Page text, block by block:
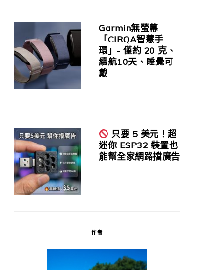
Garmin無螢幕
「CIRQA智慧手
環」- 僅約 20 克、
續航10天、睡覺可
戴
只要 5 美元！超
迷你 ESP32 裝置也
能幫全家網路擋廣告
作者